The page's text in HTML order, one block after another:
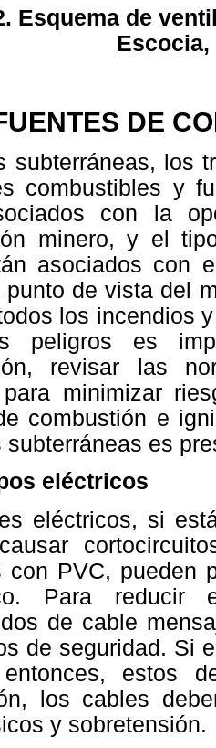
Esquema de
Escocia,
DE
subterráneas, los
combustibles y
con la
minero, y el
asociados con
punto de vista del
los incendios
peligros es
revisar las
para minimizar
combustión e
subterráneas es
eléctricos
eléctricos, si
con PVC, pueden
Para
de cable
de seguridad. Si
estos
los cables
y sobretensión.